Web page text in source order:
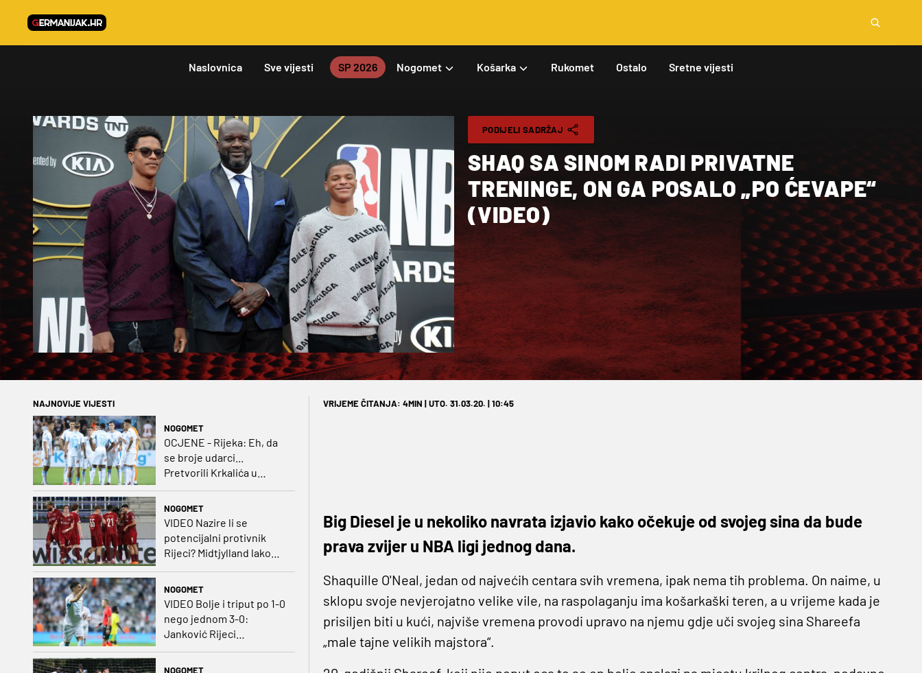
Naslovnica Sve vijesti SP 2026 Nogomet Košarka Rukomet Ostalo Sretne vijesti
PODIJELI SADRŽAJ
SHAQ SA SINOM RADI PRIVATNE
TRENINGE, ON GA POSALO „PO ĆEVAPE“
(VIDEO)
NAJNOVIJE VIJESTI
NOGOMET
OCJENE - Rijeka: Eh, da
se broje udarci...
Pretvorili Krkalića u
NOGOMET
VIDEO Nazire li se
potencijalni protivnik
Rijeci? Midtjylland lako
NOGOMET
VIDEO Bolje i triput po 1-0
nego jednom 3-0:
Janković Rijeci
projektilom donio slavlje
NOGOMET
VRIJEME ČITANJA: 4MIN | UTO. 31.03.20. | 10:45
Big Diesel je u nekoliko navrata izjavio kako očekuje od svojeg sina da bude
prava zvijer u NBA ligi jednog dana.
Shaquille O'Neal, jedan od najvećih centara svih vremena, ipak nema tih problema. On naime, u
sklopu svoje nevjerojatno velike vile, na raspolaganju ima košarkaški teren, a u vrijeme kada je
prisiljen biti u kući, najviše vremena provodi upravo na njemu gdje uči svojeg sina Shareefa
„male tajne velikih majstora“.